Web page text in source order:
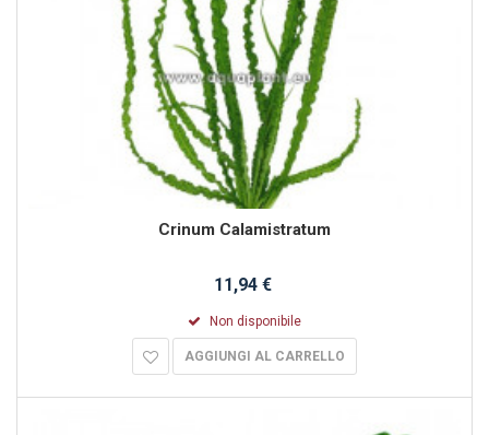
Crinum Calamistratum
11,94 €
Non disponibile
AGGIUNGI AL CARRELLO